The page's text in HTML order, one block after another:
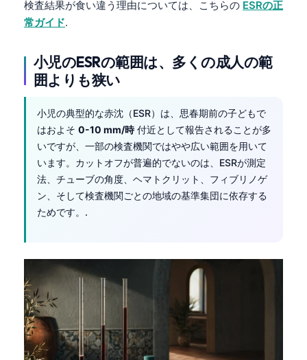
検査結果が食い違う理由については、こちらの ESRの正
常ガイド.
小児のESRの範囲は、多くの成人の範
囲よりも狭い
小児の典型的な赤沈（ESR）は、思春期前の子どもで
はおよそ 0-10 mm/時付近として報告されることが多
いですが、一部の検査機関ではやや広い範囲を用いて
います。カットオフが普遍的でないのは、ESRが測定
法、チューブの角度、ヘマトクリット、フィブリノゲ
ン、そして検査機関ごとの地域の基準集団に依存する
ためです。.